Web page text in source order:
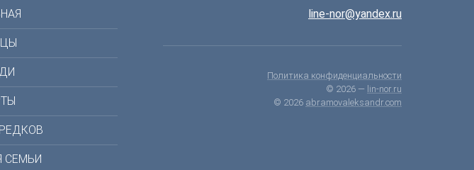
СЕМЬИ
line-nor@yandex.ru
Политика конфиденциальности
© 2026 — lin-nor.ru
© 2026 abramovaleksandr.com